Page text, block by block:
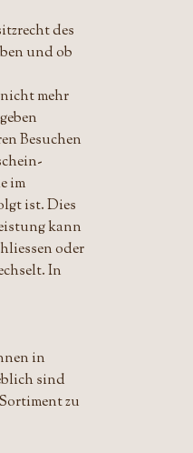
des
und ob
mehr
Besuchen
im
ist. Dies
kann
oder
In
in
sind
zu